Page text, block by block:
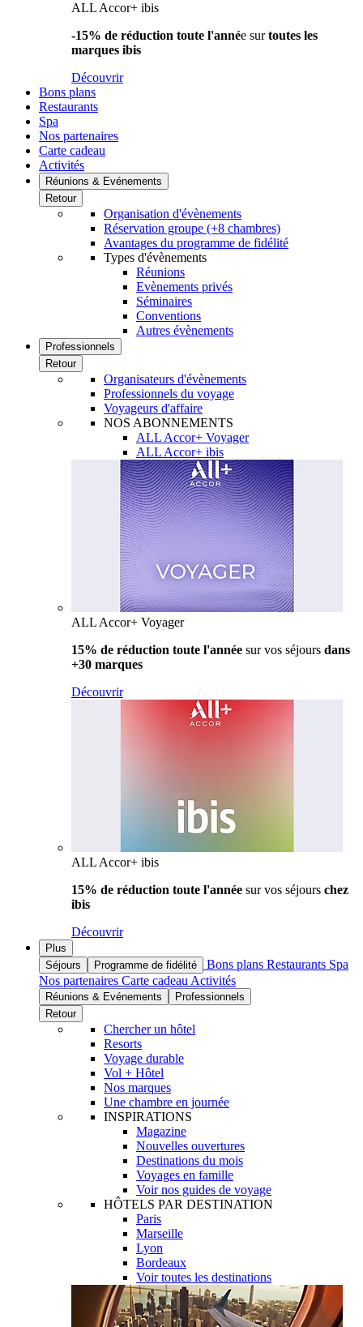
ALL Accor+ ibis
-15% de réduction toute l'année surtoutes les
marques ibis
Découvrir
Bons plans
Restaurants
Spa
Nos partenaires
Carte cadeau
Activités
Réunions & Evénements
Retour
Organisation d'évènements
Réservation groupe (+8 chambres)
Avantages du programme de fidélité
Types d'évènements
Réunions
Evènements privés
Séminaires
Conventions
Autres évènements
Professionnels
Retour
Organisateurs d'évènements
Professionnels du voyage
Voyageurs d'affaire
NOS ABONNEMENTS
ALL Accor+ Voyager
ALL Accor+ ibis
ALL Accor+ Voyager
15% de réduction toute l'année sur vos séjours dans
+30 marques
Découvrir
ALL Accor+ ibis
15% de réduction toute l'année sur vos séjours chez
ibis
Découvrir
Plus
Séjours
Programme de fidélité Bons plans Restaurants Spa
Nos partenaires Carte cadeau Activités
Réunions & Evénements
Professionnels
Retour
Chercher un hôtel
Resorts
Voyage durable
Vol + Hôtel
Nos marques
Une chambre en journée
INSPIRATIONS
Magazine
Nouvelles ouvertures
Destinations du mois
Voyages en famille
Voir nos guides de voyage
HÔTELS PAR DESTINATION
Paris
Marseille
Lyon
Bordeaux
Voir toutes les destinations